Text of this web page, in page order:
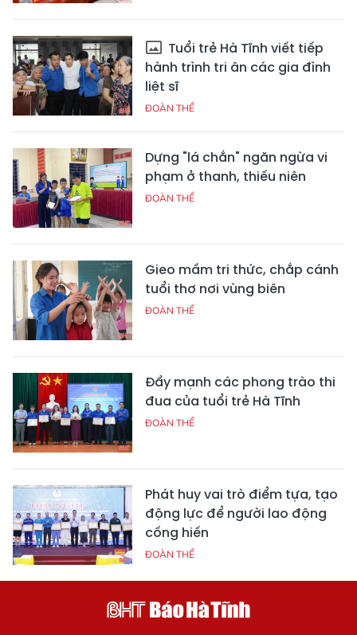
Tuổi trẻ Hà Tĩnh viết tiếp
hành trình tri ân các gia đình
liệt sĩ
ĐOÀN THỂ
Dựng "lá chắn" ngăn ngừa vi
phạm ở thanh, thiếu niên
ĐOÀN THỂ
Gieo mầm tri thức, chắp cánh
tuổi thơ nơi vùng biên
ĐOÀN THỂ
Đẩy mạnh các phong trào thi
đua của tuổi trẻ Hà Tĩnh
ĐOÀN THỂ
Phát huy vai trò điểm tựa, tạo
động lực để người lao động
cống hiến
ĐOÀN THỂ